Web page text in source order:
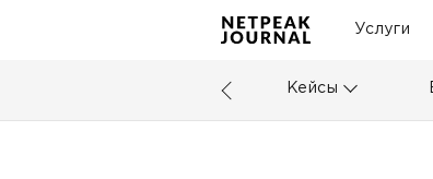
Услуги
Кейсы